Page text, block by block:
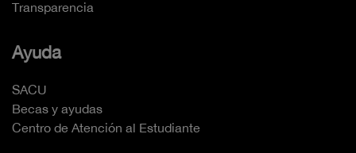
Transparencia
Ayuda
SACU
Becas y ayudas
Centro de Atención al Estudiante